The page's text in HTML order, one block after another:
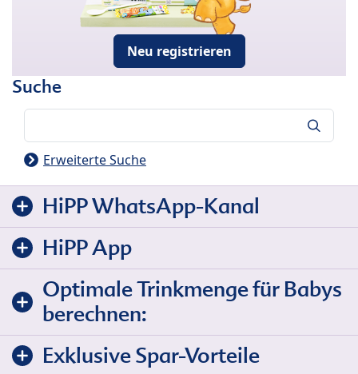
Neu registrieren
Suche
Erweiterte Suche
HiPP WhatsApp-Kanal
HiPP App
Optimale Trinkmenge für Babys
berechnen:
Exklusive Spar-Vorteile